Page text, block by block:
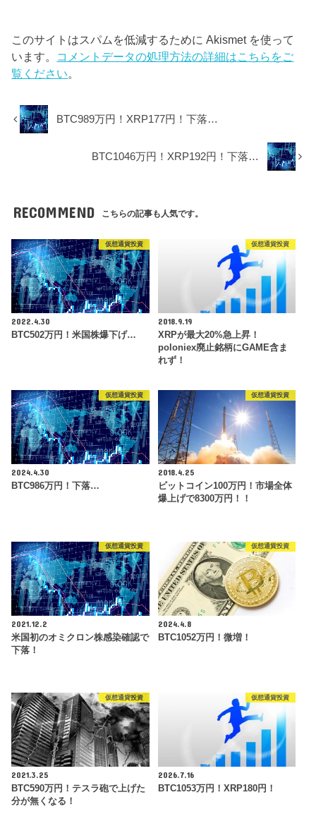
このサイトはスパムを低減するために Akismet を使って
います。 コメントデータの処理方法の詳細はこちらをご
覧ください。
BTC989万円！XRP177円！下落…
BTC1046万円！XRP192円！下落…
RECOMMEND こちらの記事も人気です。
仮想通貨投資
2022.4.30
BTC502万円！米国株爆下げ…
仮想通貨投資
2018.9.19
XRPが最大20%急上昇！
poloniex廃止銘柄にGAME含ま
れず！
仮想通貨投資
2024.4.30
BTC986万円！下落…
仮想通貨投資
2018.4.25
ビットコイン100万円！市場全体
爆上げで8300万円！！
仮想通貨投資
2021.12.2
米国初のオミクロン株感染確認で
下落！
仮想通貨投資
2024.4.8
BTC1052万円！微増！
仮想通貨投資
2021.3.25
BTC590万円！テスラ砲で上げた
分が無くなる！
仮想通貨投資
2026.7.16
BTC1053万円！XRP180円！